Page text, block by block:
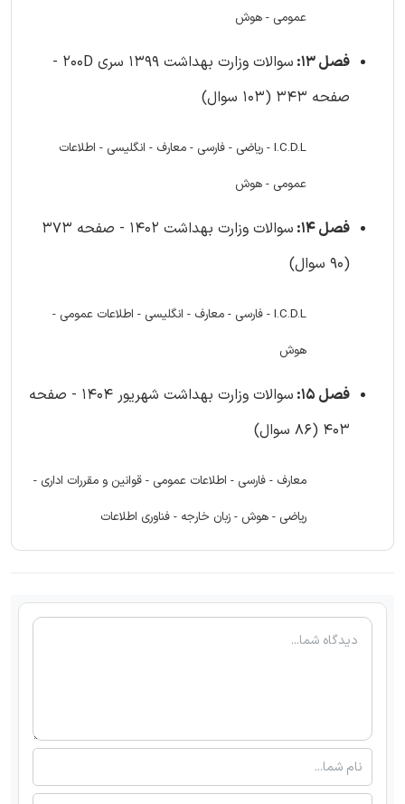
عمومی - هوش
فصل 13:
سوالات وزارت بهداشت 1399 سری 200D -
صفحه 343 (103 سوال)
I.C.D.L - ریاضی - فارسی - معارف - انگلیسی - اطلاعات
عمومی - هوش
فصل 14:
سوالات وزارت بهداشت 1402 - صفحه 373
(90 سوال)
I.C.D.L - فارسی - معارف - انگلیسی - اطلاعات عمومی -
هوش
فصل 15:
سوالات وزارت بهداشت شهریور 1404 - صفحه
403 (86 سوال)
معارف - فارسی - اطلاعات عمومی - قوانین و مقررات اداری -
ریاضی - هوش - زبان خارجه - فناوری اطلاعات